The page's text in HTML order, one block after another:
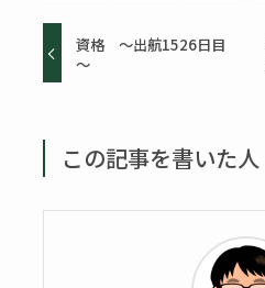
資格 ～出航1526日目
～
この記事を書いた人